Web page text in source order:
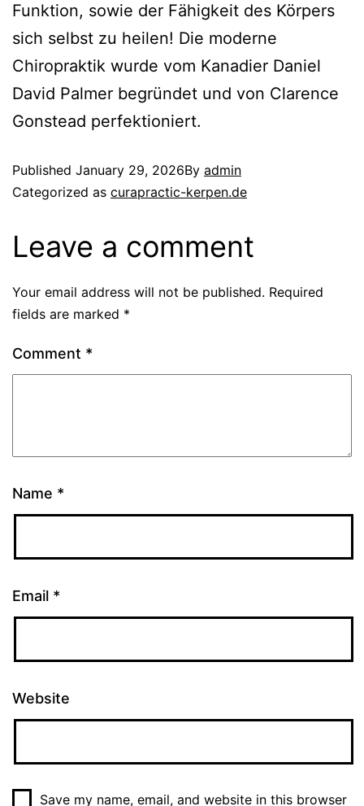
Funktion, sowie der Fähigkeit des Körpers
sich selbst zu heilen! Die moderne
Chiropraktik wurde vom Kanadier Daniel
David Palmer begründet und von Clarence
Gonstead perfektioniert.
Published January 29, 2026By admin
Categorized as curapractic-kerpen.de
Leave a comment
Your email address will not be published. Required
fields are marked *
Comment *
Name *
Email *
Website
Save my name, email, and website in this browser